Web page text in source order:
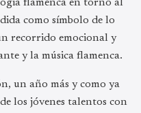
flamenca en torno al
como símbolo de lo
recorrido emocional y
y la música flamenca.
un año más y como ya
los jóvenes talentos con